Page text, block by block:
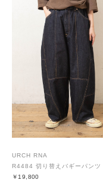
URCH RNA
R4484 切り替えバギーパンツ
￥19,800